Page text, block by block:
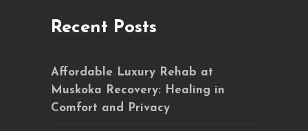
Recent Posts
Affordable Luxury Rehab at
Muskoka Recovery: Healing in
Comfort and Privacy